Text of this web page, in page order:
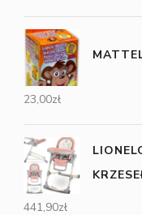
23,00zł
441,90zł